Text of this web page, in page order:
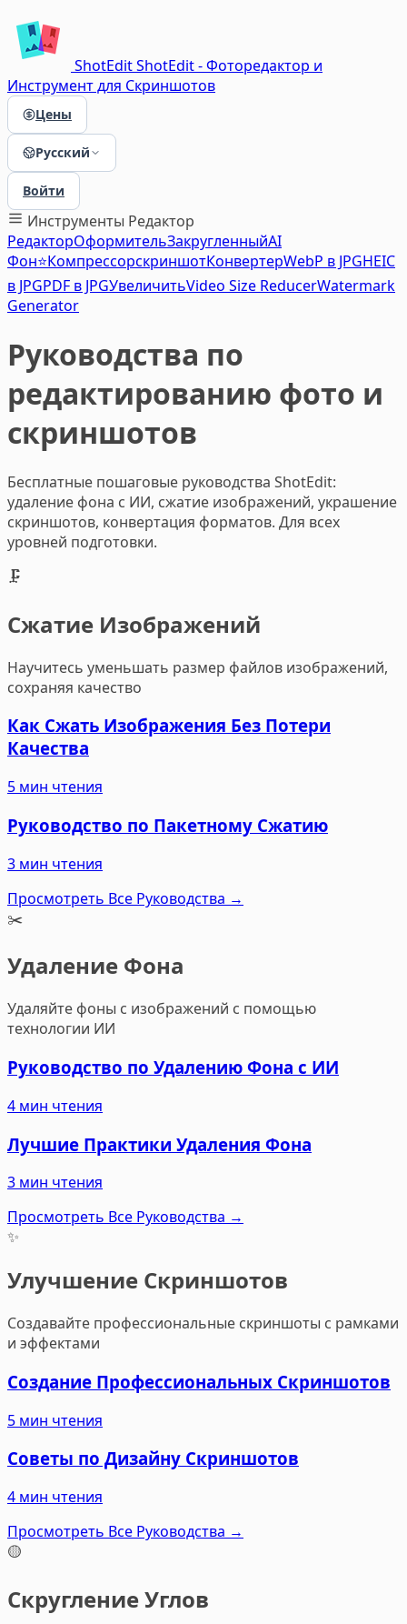
ShotEditShotEdit - Фоторедактор и
Инструмент для Скриншотов
Цены
Русский
Войти
Инструменты Редактор
РедакторОформительЗакругленныйAI
Фон⭐КомпрессорскриншотКонвертерWebP в JPGHEIC
в JPGPDF в JPGУвеличитьVideo Size ReducerWatermark
Generator
Руководства по
редактированию фото и
скриншотов
Бесплатные пошаговые руководства ShotEdit:
удаление фона с ИИ, сжатие изображений, украшение
скриншотов, конвертация форматов. Для всех
уровней подготовки.
🗜️
Сжатие Изображений
Научитесь уменьшать размер файлов изображений,
сохраняя качество
Как Сжать Изображения Без Потери
Качества
5 мин чтения
Руководство по Пакетному Сжатию
3 мин чтения
Просмотреть Все Руководства →
✂️
Удаление Фона
Удаляйте фоны с изображений с помощью
технологии ИИ
Руководство по Удалению Фона с ИИ
4 мин чтения
Лучшие Практики Удаления Фона
3 мин чтения
Просмотреть Все Руководства →
✨
Улучшение Скриншотов
Создавайте профессиональные скриншоты с рамками
и эффектами
Создание Профессиональных Скриншотов
5 мин чтения
Советы по Дизайну Скриншотов
4 мин чтения
Просмотреть Все Руководства →
🟡
Скругление Углов